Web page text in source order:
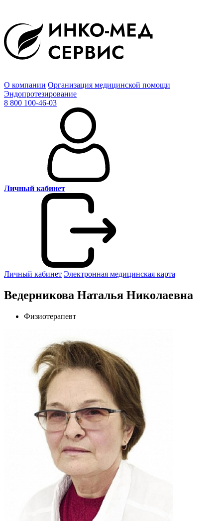
О компании Организация медицинской помощи
Эндопротезирование
8 800 100-46-03
Личный кабинет
Личный кабинет Электронная медицинская карта
Ведерникова Наталья Николаевна
Физиотерапевт